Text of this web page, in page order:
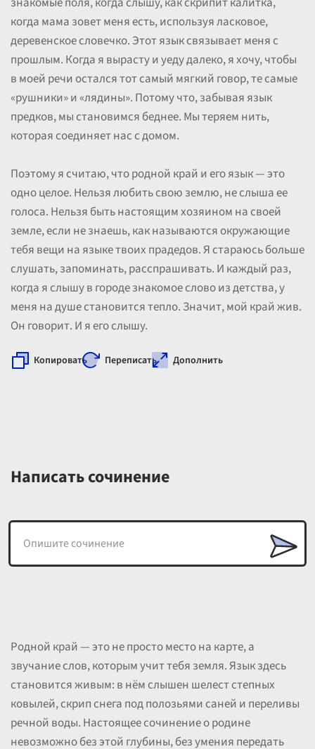
когда мама зовет меня есть, используя ласковое,
деревенское словечко. Этот язык связывает меня с
прошлым. Когда я вырасту и уеду далеко, я хочу, чтобы
в моей речи остался тот самый мягкий говор, те самые
«рушники» и «лядины». Потому что, забывая язык
предков, мы становимся беднее. Мы теряем нить,
которая соединяет нас с домом.
Поэтому я считаю, что родной край и его язык — это
одно целое. Нельзя любить свою землю, не слыша ее
голоса. Нельзя быть настоящим хозяином на своей
земле, если не знаешь, как называются окружающие
тебя вещи на языке твоих прадедов. Я стараюсь больше
слушать, запоминать, расспрашивать. И каждый раз,
когда я слышу в городе знакомое слово из детства, у
меня на душе становится тепло. Значит, мой край жив.
Он говорит. И я его слышу.
Копировать Переписать Дополнить
Написать сочинение
Родной край — это не просто место на карте, а
звучание слов, которым учит тебя земля. Язык здесь
становится живым: в нём слышен шелест степных
ковылей, скрип снега под полозьями саней и переливы
речной воды. Настоящее сочинение о родине
невозможно без этой глубины, без умения передать